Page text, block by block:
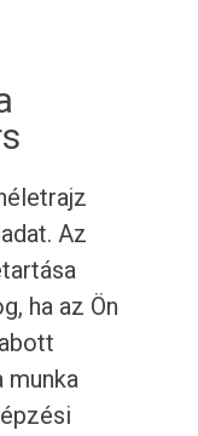
Az
ha az Ön
munka